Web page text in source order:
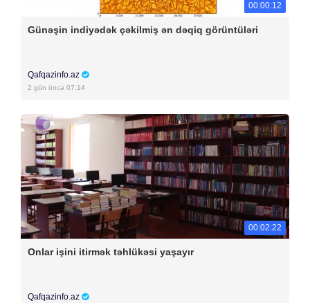
00:00:12
Günəşin indiyədək çəkilmiş ən dəqiq görüntüləri
Qafqazinfo.az
2 gün öncə 07:14
00:02:22
Onlar işini itirmək təhlükəsi yaşayır
Qafqazinfo.az